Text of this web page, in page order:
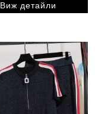
Виж детайли